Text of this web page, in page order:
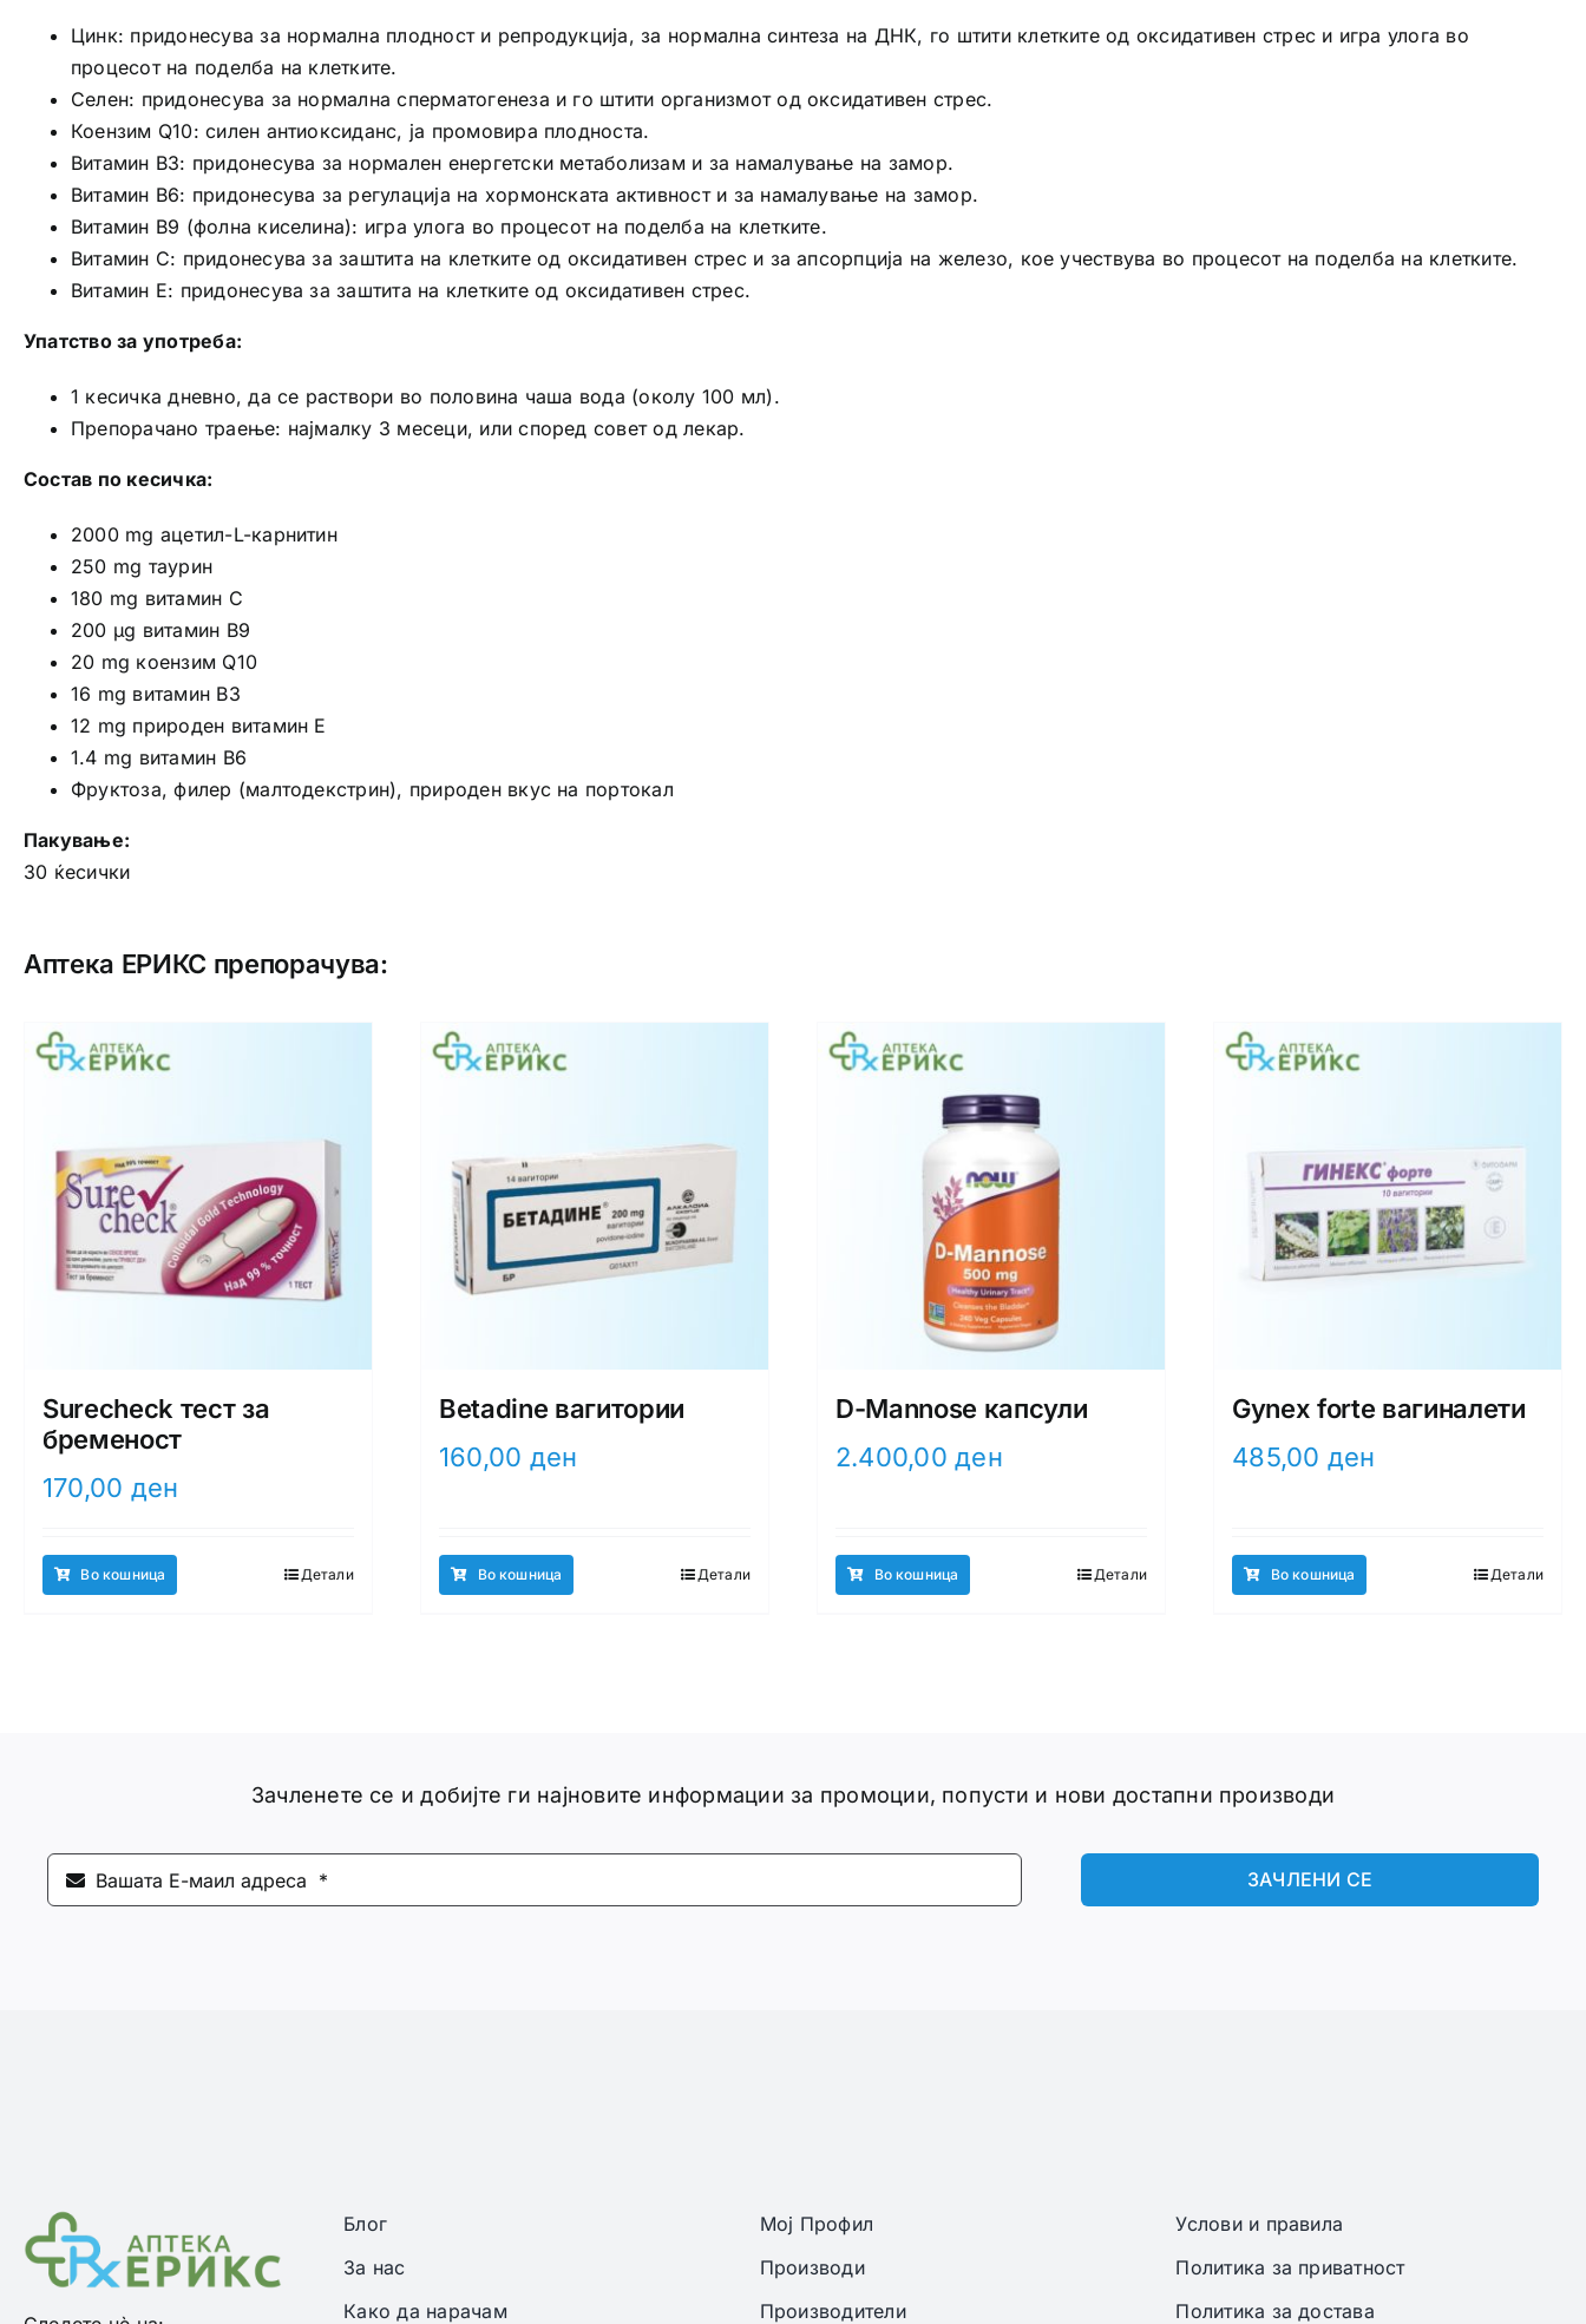
Цинк: придонесува за нормална плодност и репродукција, за нормална синтеза на ДНК, го штити клетките од оксидативен стрес и игра улога во
процесот на поделба на клетките.
Селен: придонесува за нормална сперматогенеза и го штити организмот од оксидативен стрес.
Коензим Q10: силен антиоксиданс, ја промовира плодноста.
Витамин B3: придонесува за нормален енергетски метаболизам и за намалување на замор.
Витамин B6: придонесува за регулација на хормонската активност и за намалување на замор.
Витамин B9 (фолна киселина): игра улога во процесот на поделба на клетките.
Витамин C: придонесува за заштита на клетките од оксидативен стрес и за апсорпција на железо, кое учествува во процесот на поделба на клетките.
Витамин E: придонесува за заштита на клетките од оксидативен стрес.
Упатство за употреба:
1 кесичка дневно, да се раствори во половина чаша вода (околу 100 мл).
Препорачано траење: најмалку 3 месеци, или според совет од лекар.
Состав по кесичка:
2000 mg ацетил-L-карнитин
250 mg таурин
180 mg витамин C
200 µg витамин B9
20 mg коензим Q10
16 mg витамин B3
12 mg природен витамин E
1.4 mg витамин B6
Фруктоза, филер (малтодекстрин), природен вкус на портокал
Пакување:
30 ќесички
Аптека ЕРИКС препорачува:
Surecheck тест за
бременост
170,00 ден
Во кошница Детали
Betadine вагитории
160,00 ден
Во кошница Детали
D-Mannose капсули
2.400,00ден
Во кошница Детали
Gynex forte вагиналети
485,00 ден
Во кошница Детали
Зачленете се и добијте ги најновите информации за промоции, попусти и нови достапни производи
ЗАЧЛЕНИ СЕ
Блог
За нас
Како да нарачам
Мој Профил
Производи
Производители
Услови и правила
Политика за приватност
Политика за достава